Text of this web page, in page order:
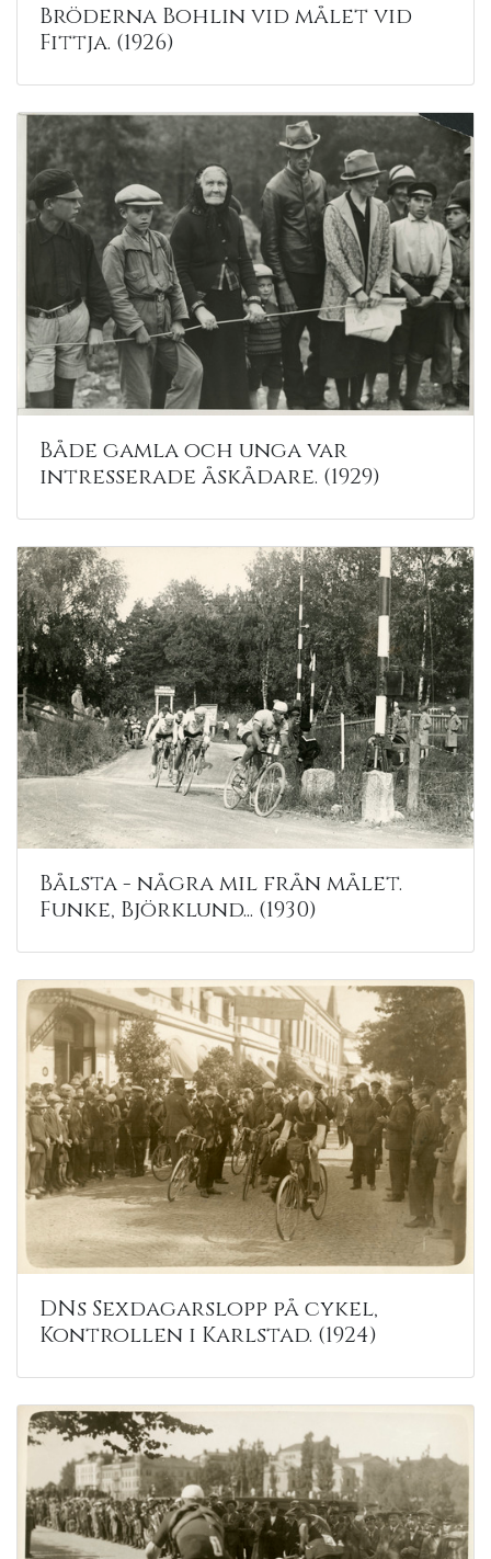
Bröderna Bohlin vid målet vid
Fittja. (1926)
Både gamla och unga var
intresserade åskådare. (1929)
Bålsta - några mil från målet.
Funke, Björklund... (1930)
DNs Sexdagarslopp på cykel,
Kontrollen i Karlstad. (1924)